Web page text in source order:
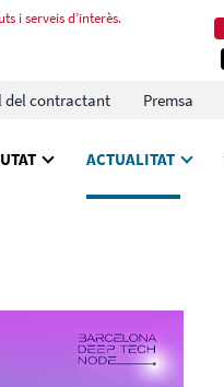
i serveis d’interès.
del contractant Premsa
ACTUALITAT